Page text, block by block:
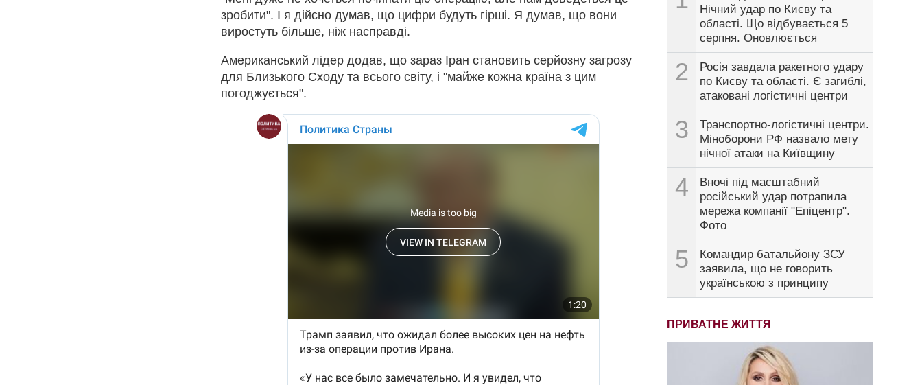
Нічний удар по Києву та
області. Що відбувається 5
серпня. Оновлюється
2
Росія завдала ракетного удару
по Києву та області. Є загиблі,
атаковані логістичні центри
3
Транспортно-логістичні центри.
Міноборони РФ назвало мету
нічної атаки на Київщину
4
Вночі під масштабний
російський удар потрапила
мережа компанії "Епіцентр".
Фото
5
Командир батальйону ЗСУ
заявила, що не говорить
українською з принципу
ПРИВАТНЕ ЖИТТЯ
зробити". І я дійсно думав, що цифри будуть гірші. Я думав, що вони
виростуть більше, ніж насправді.
Американський лідер додав, що зараз Іран становить серйозну загрозу
для Близького Сходу та всього світу, і "майже кожна країна з цим
погоджується".